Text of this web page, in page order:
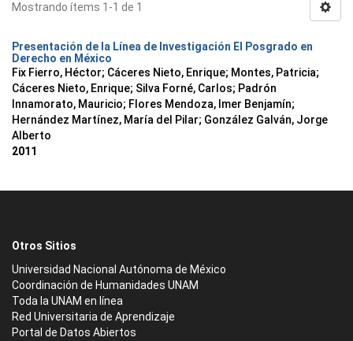
Mostrando ítems 1-1 de 1
Presentación de la Línea de Investigación El Posgrado en
Derecho en México
Fix Fierro, Héctor; Cáceres Nieto, Enrique; Montes, Patricia;
Cáceres Nieto, Enrique; Silva Forné, Carlos; Padrón
Innamorato, Mauricio; Flores Mendoza, Imer Benjamín;
Hernández Martínez, María del Pilar; González Galván, Jorge
Alberto
2011
Otros Sitios
Universidad Nacional Autónoma de México
Coordinación de Humanidades UNAM
Toda la UNAM en línea
Red Universitaria de Aprendizaje
Portal de Datos Abiertos